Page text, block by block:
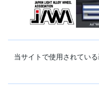
当サイトで使用されてい